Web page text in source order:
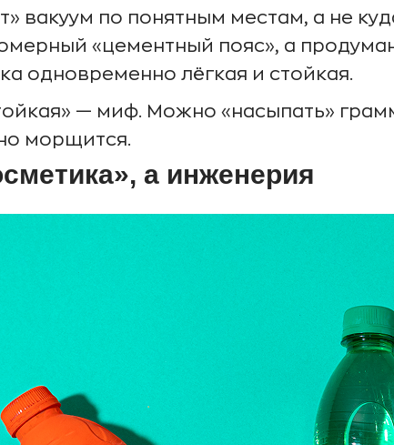
вакуум по понятным местам, а не
«цементный пояс», а
одновременно лёгкая и стойкая.
— миф. Можно «насыпать»
морщится.
а инженерия